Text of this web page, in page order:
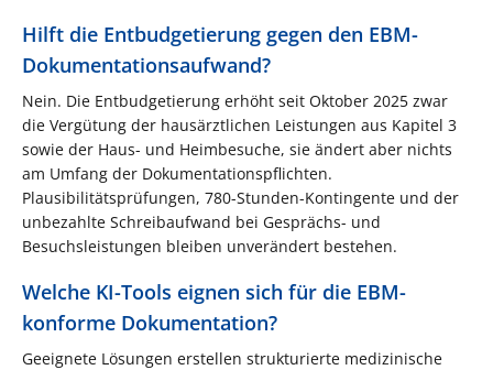
Hilft die Entbudgetierung gegen den EBM-
Dokumentationsaufwand?
Nein. Die Entbudgetierung erhöht seit Oktober 2025 zwar
die Vergütung der hausärztlichen Leistungen aus Kapitel 3
sowie der Haus- und Heimbesuche, sie ändert aber nichts
am Umfang der Dokumentationspflichten.
Plausibilitätsprüfungen, 780-Stunden-Kontingente und der
unbezahlte Schreibaufwand bei Gesprächs- und
Besuchsleistungen bleiben unverändert bestehen.
Welche KI-Tools eignen sich für die EBM-
konforme Dokumentation?
Geeignete Lösungen erstellen strukturierte medizinische